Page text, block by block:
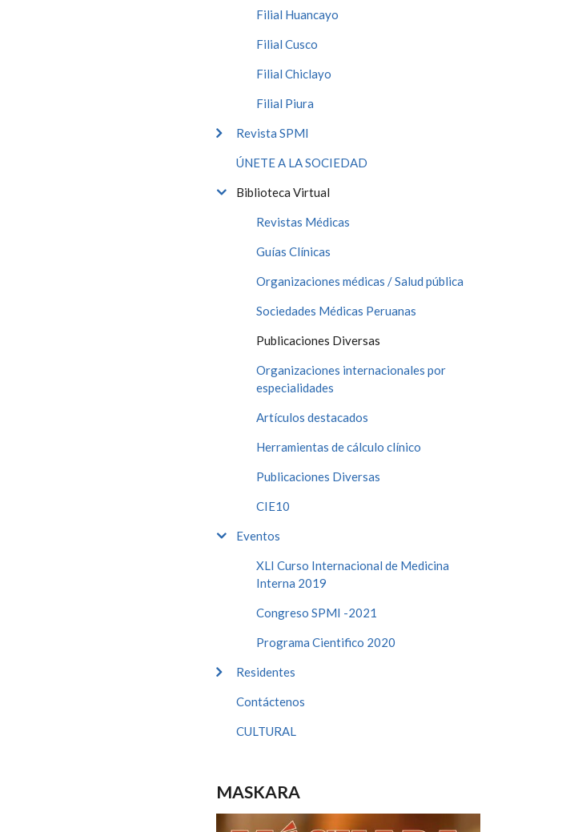
Filial Huancayo
Filial Cusco
Filial Chiclayo
Filial Piura
Revista SPMI
ÚNETE A LA SOCIEDAD
Biblioteca Virtual
Revistas Médicas
Guías Clínicas
Organizaciones médicas / Salud pública
Sociedades Médicas Peruanas
Publicaciones Diversas
Organizaciones internacionales por
especialidades
Artículos destacados
Herramientas de cálculo clínico
Publicaciones Diversas
CIE10
Eventos
XLI Curso Internacional de Medicina
Interna 2019
Congreso SPMI -2021
Programa Cientifico 2020
Residentes
Contáctenos
CULTURAL
MASKARA